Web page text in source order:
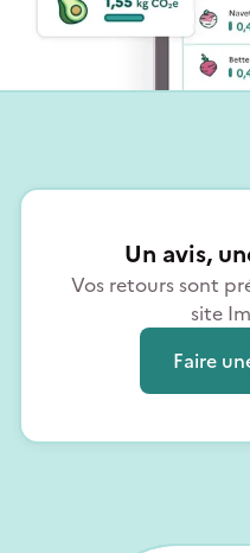
Un avis,
Vos retours sont
site
Faire